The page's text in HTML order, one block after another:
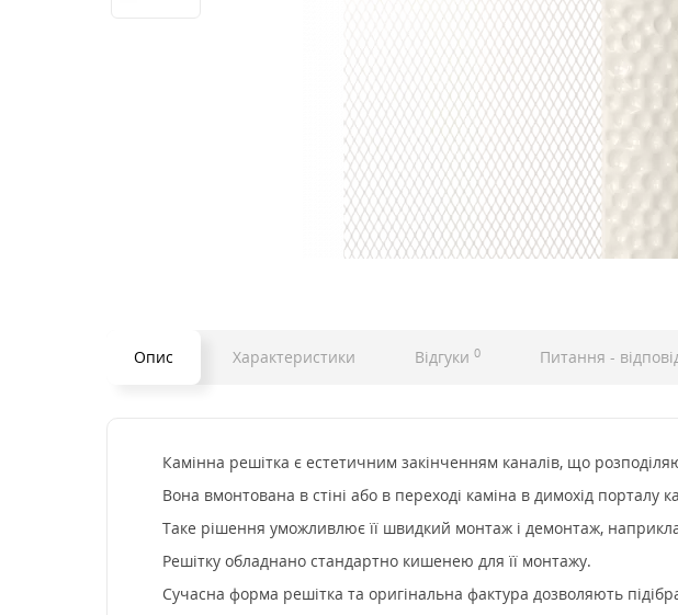
Опис Характеристики Відгуки 0 Питання -
Камінна решітка є естетичним закінченням каналів, що
Вона вмонтована в стіні або в переході каміна в димохід порталу
Таке рішення уможливлює її швидкий монтаж і демонтаж,
Решітку обладнано стандартно кишенею для її монтажу.
Сучасна форма решітка та оригінальна фактура дозволяють